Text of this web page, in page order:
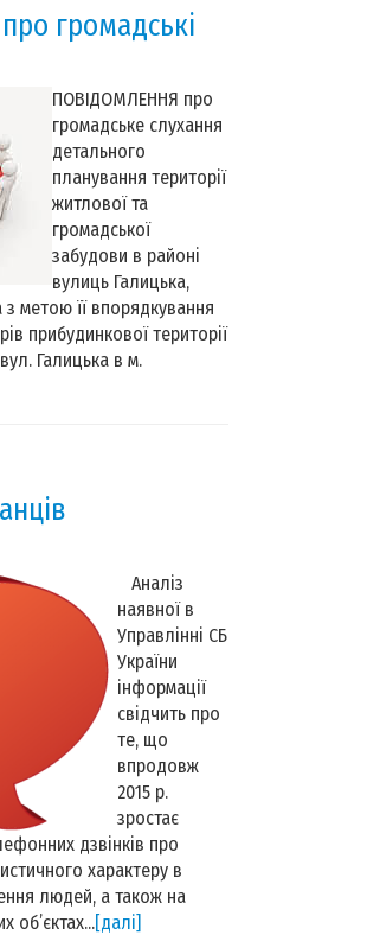
громадські
ПОВІДОМЛЕННЯ про
громадське слухання
детального
планування території
житлової та
громадської
забудови в районі
вулиць Галицька,
метою її впорядкування
прибудинкової території
Галицька в м.
Аналіз
наявної в
Управлінні СБ
України
інформації
свідчить про
те, що
впродовж
2015 р.
зростає
дзвінків про
характеру в
людей, а також на
об’єктах...[далі]